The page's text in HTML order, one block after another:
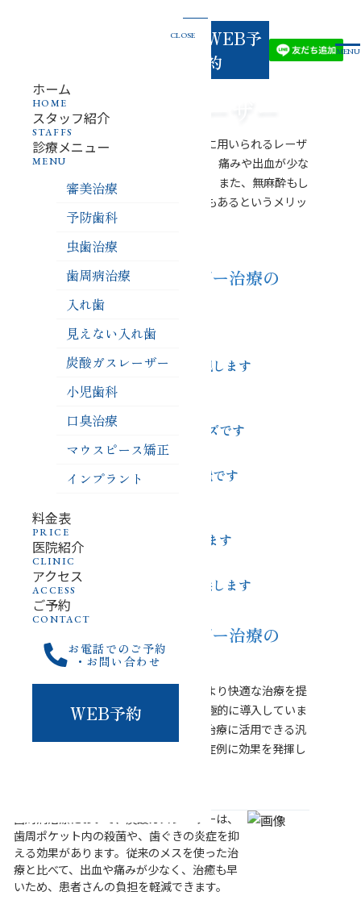
WEB予
約
MENU
炭酸ガスレーザー
ホーム
HOME
スタッフ紹介
STAFFS
診療メニュー
MENU
審美治療
予防歯科
虫歯治療
歯周病治療
入れ歯
見えない入れ歯
炭酸ガスレーザー
小児歯科
口臭治療
マウスピース矯正
インプラント
料金表
PRICE
医院紹介
CLINIC
アクセス
ACCESS
ご予約
CONTACT
お電話でのご予約
・お問い合わせ
WEB予約
CLOSE
炭酸ガスレーザーは、様々な歯科治療に用いられるレーザ
ーの一種です。 従来の治療方法に比べ、痛みや出血が少な
く、治癒が早いという特徴があります。 また、無麻酔もし
くは麻酔の使用量を少なくできる場合もあるというメリッ
トがあります。
当院の炭酸ガスレーザー治療の
痛みが少なく、
出血も少ない治療を実現します
治療後の回復がスムーズです
幅広い症例に対応可能です
感染リスクを低減します
安心・安全な治療を提供します
当院の炭酸ガスレーザー治療の
こだわり
当院では、患者さんの負担を軽減し、より快適な治療を提
供するために、炭酸ガスレーザーを積極的に導入していま
す。炭酸ガスレーザーは、様々な歯科治療に活用できる汎
用性の高い機器であり、以下のような症例に効果を発揮し
歯周病治療において、炭酸ガスレーザーは、
歯周ポケット内の殺菌や、歯ぐきの炎症を抑
える効果があります。従来のメスを使った治
療と比べて、出血や痛みが少なく、治癒も早
いため、患者さんの負担を軽減できます。